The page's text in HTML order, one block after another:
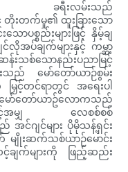
း၏ ခရီးလမ်းသည်
တက်မှု၏ ထူးခြားသော
ပစ္စည်းများဖြင့် နှိမ့်ချ
အပ်ချက်များနှင့် ကမ္ဘာ့
းသစ်သောနည်းပညာမြင့်
သည် မော်တော်ယာဉ်စွမ်း
င့်တင်ရာတွင် အရေးပါ
ာ်တော်ယာဥ်လောကသည်
နှင့်အမျှ လေစစ်စစ်
င်ဂျင်များ ပိုမိုသန့်ရှင်း
မျိုးဆက်သစ်ယာဉ်မောင်း
င့်ချက်များကို ဖြည့်ဆည်း